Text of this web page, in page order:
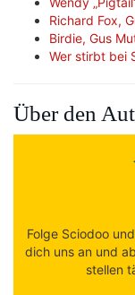
Richard Fox,
Birdie, Gus
Wer stirbt bei
Über den
Folge Sciodoo
dich uns an und
stellen